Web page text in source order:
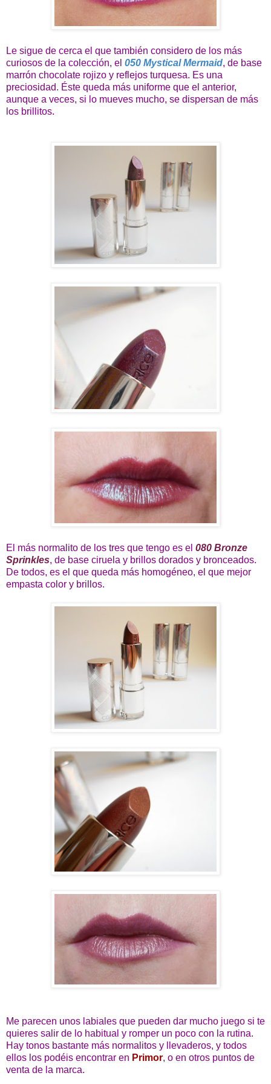
Le sigue de cerca el que también considero de los más
curiosos de la colección, el 050 Mystical Mermaid, de base
marrón chocolate rojizo y reflejos turquesa. Es una
preciosidad. Éste queda más uniforme que el anterior,
aunque a veces, si lo mueves mucho, se dispersan de más
los brillitos.
El más normalito de los tres que tengo es el 080 Bronze
Sprinkles, de base ciruela y brillos dorados y bronceados.
De todos, es el que queda más homogéneo, el que mejor
empasta color y brillos.
Me parecen unos labiales que pueden dar mucho juego si te
quieres salir de lo habitual y romper un poco con la rutina.
Hay tonos bastante más normalitos y llevaderos, y todos
ellos los podéis encontrar en Primor, o en otros puntos de
venta de la marca.